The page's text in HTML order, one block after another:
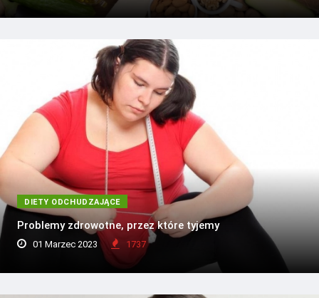
DIETY ODCHUDZAJĄCE
Problemy zdrowotne, przez które tyjemy
01 Marzec 2023 1737